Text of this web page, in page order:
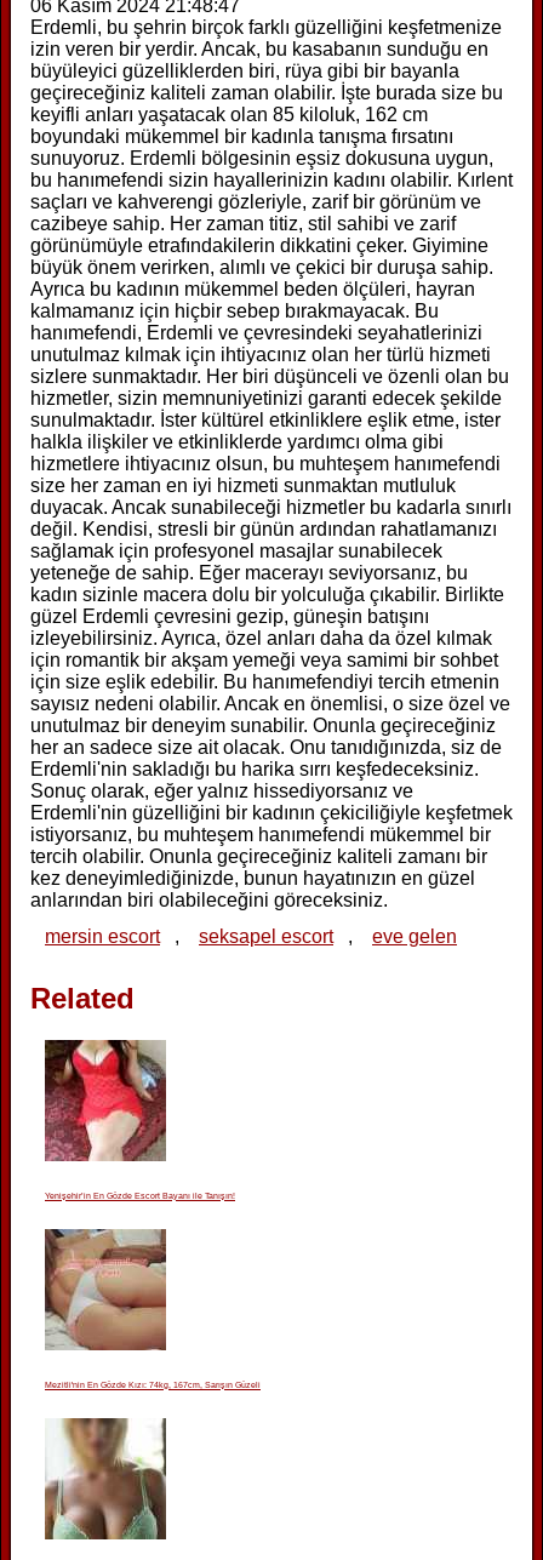
06 Kasım 2024 21:48:47
Erdemli, bu şehrin birçok farklı güzelliğini keşfetmenize
izin veren bir yerdir. Ancak, bu kasabanın sunduğu en
büyüleyici güzelliklerden biri, rüya gibi bir bayanla
geçireceğiniz kaliteli zaman olabilir. İşte burada size bu
keyifli anları yaşatacak olan 85 kiloluk, 162 cm
boyundaki mükemmel bir kadınla tanışma fırsatını
sunuyoruz. Erdemli bölgesinin eşsiz dokusuna uygun,
bu hanımefendi sizin hayallerinizin kadını olabilir. Kırlent
saçları ve kahverengi gözleriyle, zarif bir görünüm ve
cazibeye sahip. Her zaman titiz, stil sahibi ve zarif
görünümüyle etrafındakilerin dikkatini çeker. Giyimine
büyük önem verirken, alımlı ve çekici bir duruşa sahip.
Ayrıca bu kadının mükemmel beden ölçüleri, hayran
kalmamanız için hiçbir sebep bırakmayacak. Bu
hanımefendi, Erdemli ve çevresindeki seyahatlerinizi
unutulmaz kılmak için ihtiyacınız olan her türlü hizmeti
sizlere sunmaktadır. Her biri düşünceli ve özenli olan bu
hizmetler, sizin memnuniyetinizi garanti edecek şekilde
sunulmaktadır. İster kültürel etkinliklere eşlik etme, ister
halkla ilişkiler ve etkinliklerde yardımcı olma gibi
hizmetlere ihtiyacınız olsun, bu muhteşem hanımefendi
size her zaman en iyi hizmeti sunmaktan mutluluk
duyacak. Ancak sunabileceği hizmetler bu kadarla sınırlı
değil. Kendisi, stresli bir günün ardından rahatlamanızı
sağlamak için profesyonel masajlar sunabilecek
yeteneğe de sahip. Eğer macerayı seviyorsanız, bu
kadın sizinle macera dolu bir yolculuğa çıkabilir. Birlikte
güzel Erdemli çevresini gezip, güneşin batışını
izleyebilirsiniz. Ayrıca, özel anları daha da özel kılmak
için romantik bir akşam yemeği veya samimi bir sohbet
için size eşlik edebilir. Bu hanımefendiyi tercih etmenin
sayısız nedeni olabilir. Ancak en önemlisi, o size özel ve
unutulmaz bir deneyim sunabilir. Onunla geçireceğiniz
her an sadece size ait olacak. Onu tanıdığınızda, siz de
Erdemli'nin sakladığı bu harika sırrı keşfedeceksiniz.
Sonuç olarak, eğer yalnız hissediyorsanız ve
Erdemli'nin güzelliğini bir kadının çekiciliğiyle keşfetmek
istiyorsanız, bu muhteşem hanımefendi mükemmel bir
tercih olabilir. Onunla geçireceğiniz kaliteli zamanı bir
kez deneyimlediğinizde, bunun hayatınızın en güzel
anlarından biri olabileceğini göreceksiniz.
mersin escort
, seksapel escort , eve gelen
Related
Yenişehir’in En Gözde Escort Bayanı ile Tanışın!
Mezitli'nin En Gözde Kızı: 74kg, 167cm, Sarışın Güzeli